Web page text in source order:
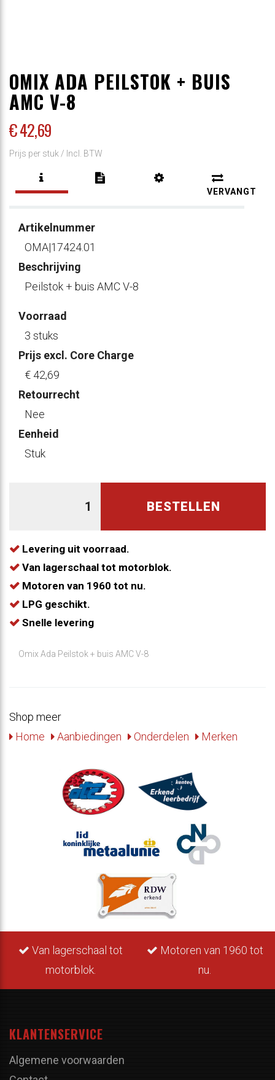
OMIX ADA PEILSTOK + BUIS
AMC V-8
€ 42,69
Prijs per stuk / Incl. BTW
VERVANGT
Artikelnummer
OMA|17424.01
Beschrijving
Peilstok + buis AMC V-8
Voorraad
3 stuks
Prijs excl. Core Charge
€ 42,69
Retourrecht
Nee
Eenheid
Stuk
BESTELLEN
Levering uit voorraad.
Van lagerschaal tot motorblok.
Motoren van 1960 tot nu.
LPG geschikt.
Snelle levering
Omix Ada Peilstok + buis AMC V-8
Shop meer
Home
Aanbiedingen Onderdelen Merken
Van lagerschaal tot
motorblok.
Motoren van 1960 tot
nu.
KLANTENSERVICE
Algemene voorwaarden